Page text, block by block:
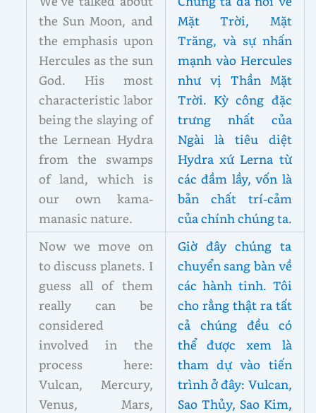
the Sun Moon, and
the emphasis upon
Hercules as the sun
God. His most
characteristic labor
being the slaying of
the Lernean Hydra
from the swamps
of land, which is
our own kama-
manasic nature.
Mặt Trời, Mặt
Trăng, và sự nhấn
mạnh vào Hercules
như vị Thần Mặt
Trời. Kỳ công đặc
trưng nhất của
Ngài là tiêu diệt
Hydra xứ Lerna từ
các đầm lầy, vốn là
bản chất trí-cảm
của chính chúng ta.
Now we move on
to discuss planets. I
guess all of them
really can be
considered
involved in the
process here:
Vulcan, Mercury,
Venus, Mars,
Giờ đây chúng ta
chuyển sang bàn về
các hành tinh. Tôi
cho rằng thật ra tất
cả chúng đều có
thể được xem là
tham dự vào tiến
trình ở đây: Vulcan,
Sao Thủy, Sao Kim,